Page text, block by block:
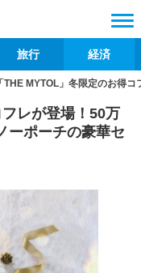
旅行 経済
「THE MYTOL」冬限定のお得
レが登場！50万
ーポーチの豪華セ